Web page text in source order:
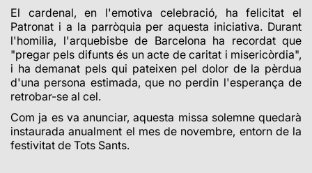
El cardenal, en l'emotiva celebració, ha felicitat el
Patronat i a la parròquia per aquesta iniciativa. Durant
l'homilia, l'arquebisbe de Barcelona ha recordat que
"pregar pels difunts és un acte de caritat i misericòrdia",
i ha demanat pels qui pateixen pel dolor de la pèrdua
d'una persona estimada, que no perdin l'esperança de
retrobar-se al cel.
Com ja es va anunciar, aquesta missa solemne quedarà
instaurada anualment el mes de novembre, entorn de la
festivitat de Tots Sants.